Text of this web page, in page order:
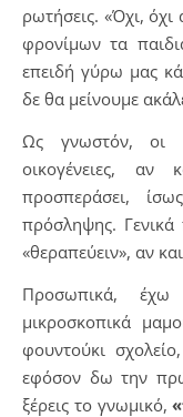
ρωτήσεις. «Όχι,
φρονίμων τα
επειδή γύρω μας
δε θα μείνουμε
Ως γνωστόν, οι
οικογένειες,
προσπεράσει,
πρόσληψης.
«θεραπεύειν», αν
Προσωπικά,
μικροσκοπικά
φουντούκι
εφόσον δω την
ξέρεις το γνωμικό,